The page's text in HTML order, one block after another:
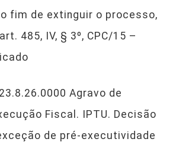
fim de extinguir o processo,
485, IV, § 3º, CPC/15 –
Agravo de
Fiscal. IPTU. Decisão
de pré-executividade